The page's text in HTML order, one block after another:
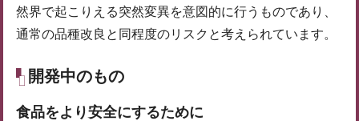
然界で起こりえる突然変異を意図的に行うものであり、
通常の品種改良と同程度のリスクと考えられています。
開発中のもの
食品をより安全にするために